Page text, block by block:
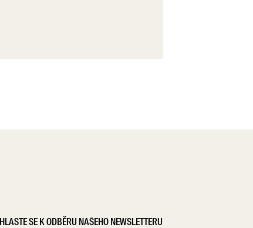
SE K ODBĚRU NAŠEHO NEWSLETTERU